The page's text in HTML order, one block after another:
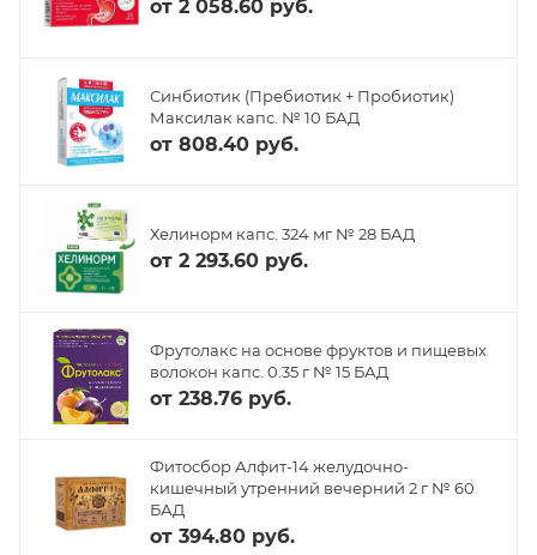
от 2 058.60 руб.
Синбиотик (Пребиотик + Пробиотик)
Максилак капс. № 10 БАД
от 808.40 руб.
Хелинорм капс. 324 мг № 28 БАД
от 2 293.60 руб.
Фрутолакс на основе фруктов и пищевых
волокон капс. 0.35 г № 15 БАД
от 238.76 руб.
Фитосбор Алфит-14 желудочно-
кишечный утренний вечерний 2 г № 60
БАД
от 394.80 руб.